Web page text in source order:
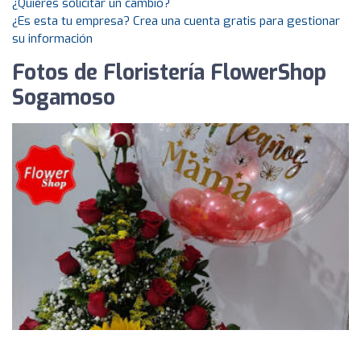
¿Quieres solicitar un cambio?
¿Es esta tu empresa? Crea una cuenta gratis para gestionar
su información
Fotos de Floristería FlowerShop
Sogamoso